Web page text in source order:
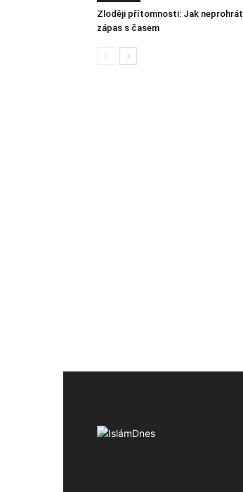
Zloději přítomnosti: Jak neprohrát
zápas s časem